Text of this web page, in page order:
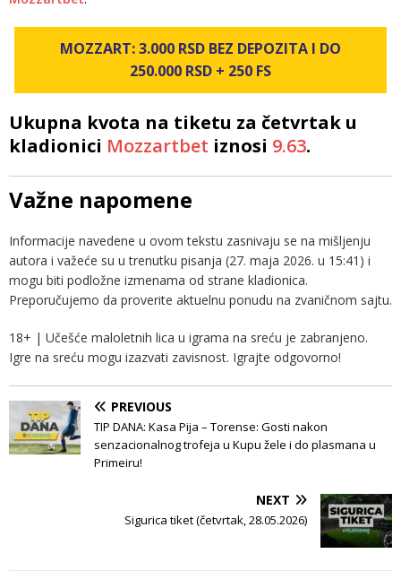
MOZZART: 3.000 RSD BEZ DEPOZITA I DO
250.000 RSD + 250 FS
Ukupna kvota na tiketu za četvrtak u
kladionici Mozzartbet iznosi 9.63.
Važne napomene
Informacije navedene u ovom tekstu zasnivaju se na mišljenju
autora i važeće su u trenutku pisanja (27. maja 2026. u 15:41) i
mogu biti podložne izmenama od strane kladionica.
Preporučujemo da proverite aktuelnu ponudu na zvaničnom sajtu.
18+ | Učešće maloletnih lica u igrama na sreću je zabranjeno.
Igre na sreću mogu izazvati zavisnost. Igrajte odgovorno!
PREVIOUS
TIP DANA: Kasa Pija – Torense: Gosti nakon
senzacionalnog trofeja u Kupu žele i do plasmana u
Primeiru!
NEXT
Sigurica tiket (četvrtak, 28.05.2026)